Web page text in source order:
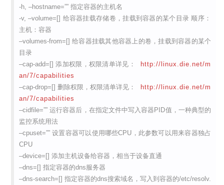
-h, –hostname=”” 指定容器的主机名
-v, –volume=[] 给容器挂载存储卷，挂载到容器的某个目录 顺序：
主机：容器
–volumes-from=[] 给容器挂载其他容器上的卷，挂载到容器的某个
目录
–cap-add=[] 添加权限，权限清单详见：
http://linux.die.net/m
an/7/capabilities
–cap-drop=[] 删除权限，权限清单详见：
http://linux.die.net/m
an/7/capabilities
–cidfile=”” 运行容器后，在指定文件中写入容器PID值，一种典型的
监控系统用法
–cpuset=”” 设置容器可以使用哪些CPU，此参数可以用来容器独占
CPU
–device=[] 添加主机设备给容器，相当于设备直通
–dns=[] 指定容器的dns服务器
–dns-search=[] 指定容器的dns搜索域名，写入到容器的/etc/resolv.